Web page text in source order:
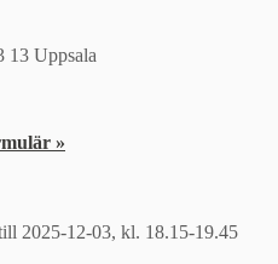
13 Uppsala
»
2025-12-03, kl. 18.15-19.45